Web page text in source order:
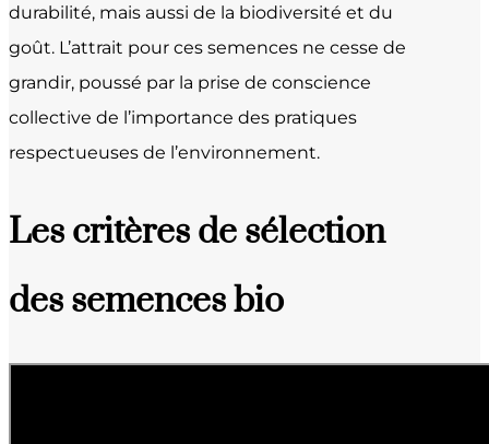
durabilité, mais aussi de la biodiversité et du
goût. L’attrait pour ces semences ne cesse de
grandir, poussé par la prise de conscience
collective de l’importance des pratiques
respectueuses de l’environnement.
Les critères de sélection
des semences bio